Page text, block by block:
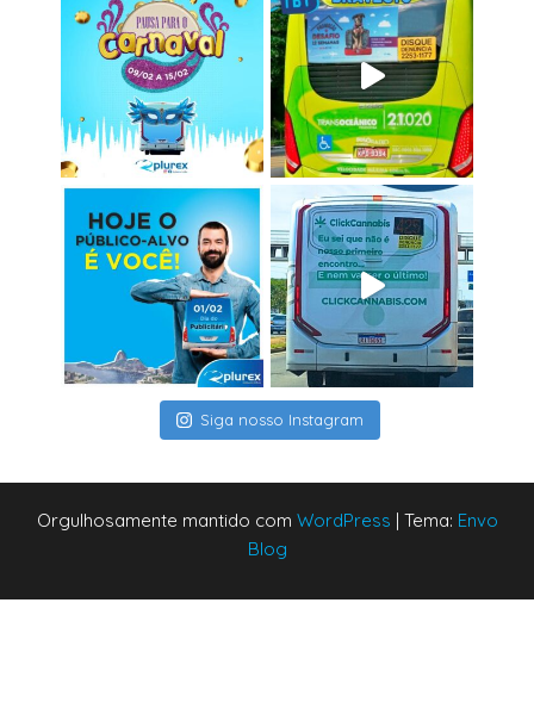
Siga nosso Instagram
Orgulhosamente mantido com WordPress | Tema: Envo
Blog